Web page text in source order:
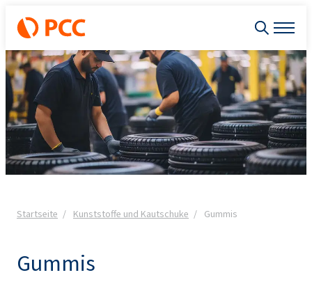
Startseite Kunststoffe und Kautschuke Gummis
Gummis